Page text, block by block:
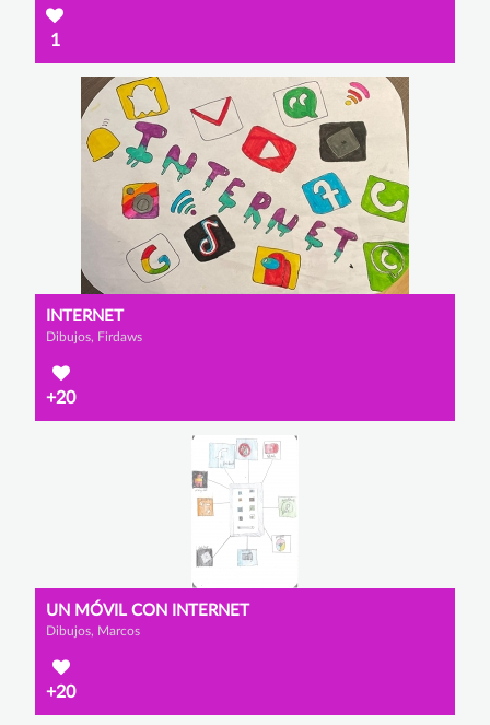
1
INTERNET
Dibujos, Firdaws
+20
UN MÓVIL CON INTERNET
Dibujos, Marcos
+20